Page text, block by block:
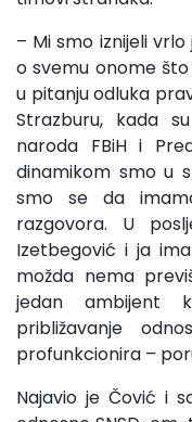
– Mi smo iznijeli
o svemu onome
u pitanju odluka
Strazburu, kada
naroda FBiH i
dinamikom smo u
smo se da
razgovora. U
Izetbegović i ja
možda nema
jedan ambijent
približavanje
profunkcionira –
Najavio je Čović i